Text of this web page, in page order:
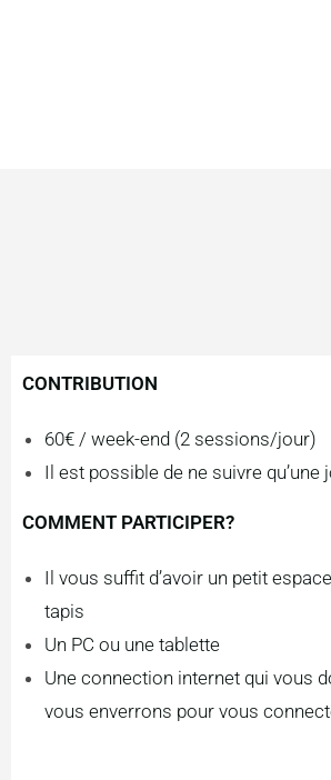
CONTRIBUTION
60€ / week-end (2 sessions/jour)
Il est possible de ne suivre qu’une
COMMENT PARTICIPER?
Il vous suffit d’avoir un petit
tapis
Un PC ou une tablette
Une connection internet qui vous
vous enverrons pour vous